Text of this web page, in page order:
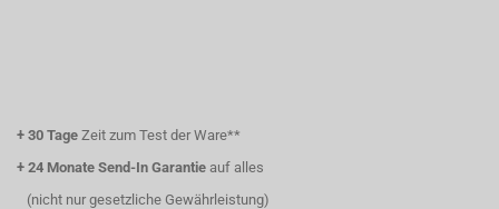
+ 30 Tage Zeit zum Test der Ware**
+ 24 Monate Send-In Garantie auf alles
(nicht nur gesetzliche Gewährleistung)